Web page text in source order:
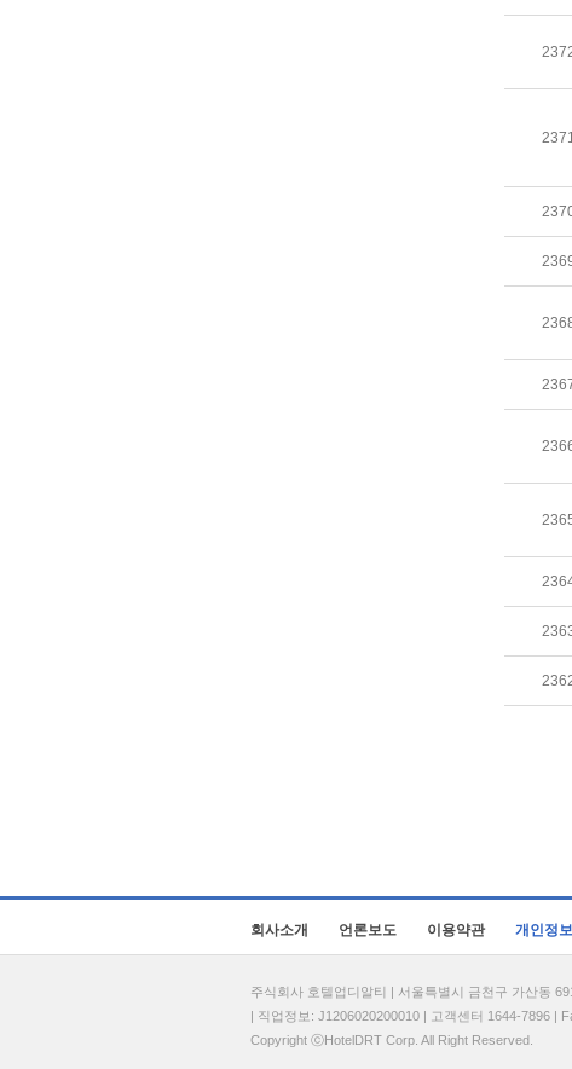
회사소개 언론보도 이용약관 개인정
주식회사 호텔업디알티 | 서울특별시 금천구 가산동
| 직업정보: J1206020200010 | 고객센터 1644-7896 |
Copyright ⓒHotelDRT Corp. All Right Reserved.